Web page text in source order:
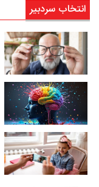
انتخاب سردبیر